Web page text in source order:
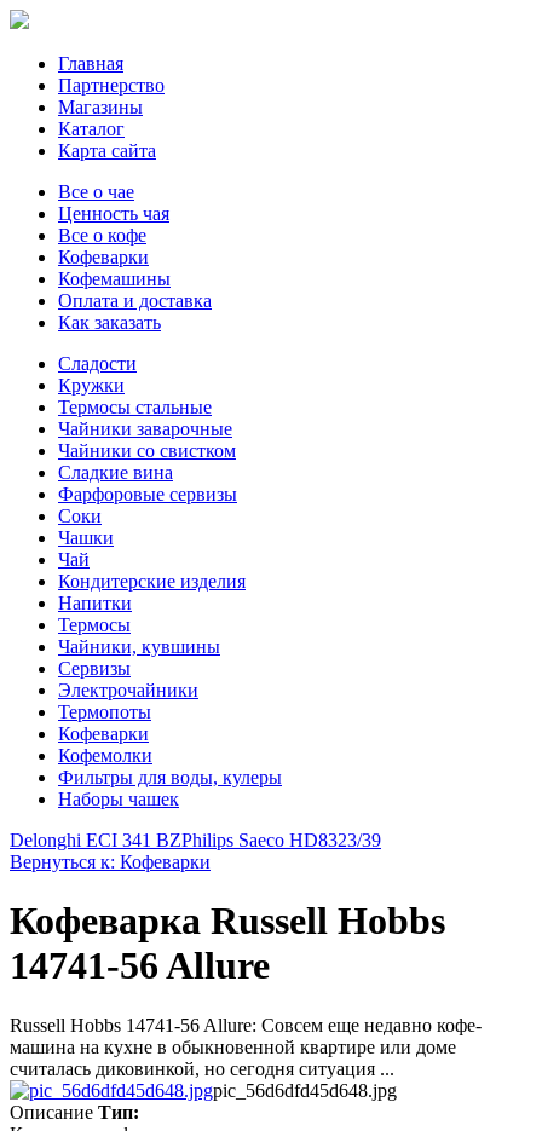
Главная
Партнерство
Магазины
Каталог
Карта сайта
Все о чае
Ценность чая
Все о кофе
Кофеварки
Кофемашины
Оплата и доставка
Как заказать
Сладости
Кружки
Термосы стальные
Чайники заварочные
Чайники со свистком
Сладкие вина
Фарфоровые сервизы
Соки
Чашки
Чай
Кондитерские изделия
Напитки
Термосы
Чайники, кувшины
Сервизы
Электрочайники
Термопоты
Кофеварки
Кофемолки
Фильтры для воды, кулеры
Наборы чашек
Delonghi ECI 341 BZPhilips Saeco HD8323/39
Вернуться к: Кофеварки
Кофеварка Russell Hobbs
14741-56 Allure
Russell Hobbs 14741-56 Allure: Совсем еще недавно кофе-
машина на кухне в обыкновенной квартире или доме
считалась диковинкой, но сегодня ситуация ...
pic_56d6dfd45d648.jpg
Описание Тип: